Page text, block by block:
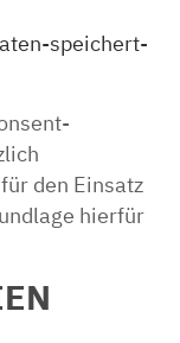
speichert-
den Einsatz
hierfür